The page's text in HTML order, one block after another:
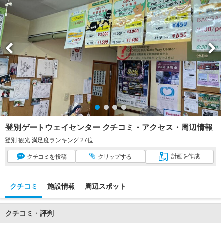
登別ゲートウェイセンター クチコミ・アクセス・周辺情報
登別 観光 満足度ランキング 27位
クチコミ を投稿 クリップする 計画を作成
クチコミ 施設情報 周辺スポット
クチコミ・評判